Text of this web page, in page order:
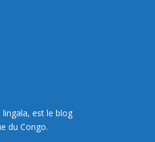
lingala, est le blog
du Congo.